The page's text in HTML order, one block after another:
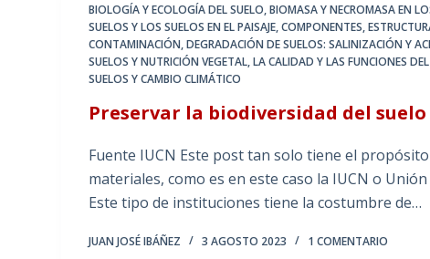
BIOLOGÍA Y ECOLOGÍA DEL SUELO,BIOMASA Y NECROMASA EN
SUELOS Y LOS SUELOS EN EL PAISAJE,COMPONENTES,
CONTAMINACIÓN,DEGRADACIÓN DE SUELOS: SALINIZACIÓN Y
SUELOS Y NUTRICIÓN VEGETAL,LA CALIDAD Y LAS FUNCIONES
SUELOS Y CAMBIO CLIMÁTICO
Preservar la biodiversidad del
Fuente IUCN Este post tan solo tiene el
materiales, como es en este caso la IUCN o
Este tipo de instituciones tiene la costumbre de…
JUAN JOSÉ IBÁÑEZ 3 AGOSTO 2023 1 COMENTARIO